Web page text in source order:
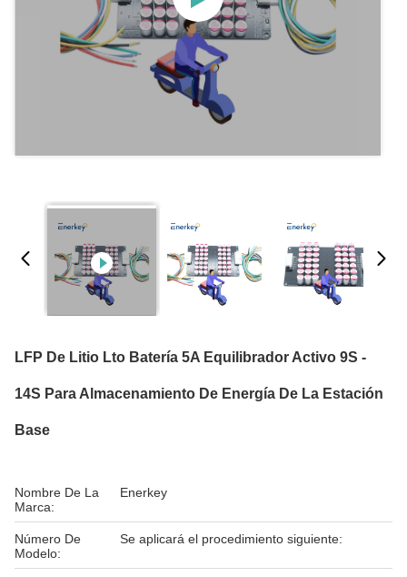
LFP De Litio Lto Batería 5A Equilibrador Activo 9S -
14S Para Almacenamiento De Energía De La Estación
Base
Nombre De La
Marca:
Enerkey
Número De
Modelo:
Se aplicará el procedimiento siguiente: